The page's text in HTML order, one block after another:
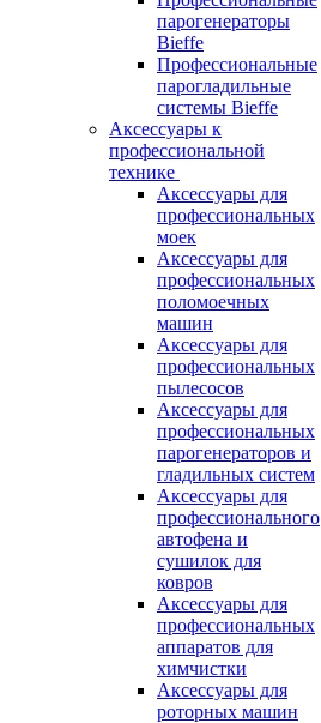
парогенераторы
Bieffe
Профессиональные
парогладильные
системы Bieffe
Аксессуары к
профессиональной
технике
Аксессуары для
профессиональных
моек
Аксессуары для
профессиональных
поломоечных
машин
Аксессуары для
профессиональных
пылесосов
Аксессуары для
профессиональных
парогенераторов и
гладильных систем
Аксессуары для
профессионального
автофена и
сушилок для
ковров
Аксессуары для
профессиональных
аппаратов для
химчистки
Аксессуары для
роторных машин